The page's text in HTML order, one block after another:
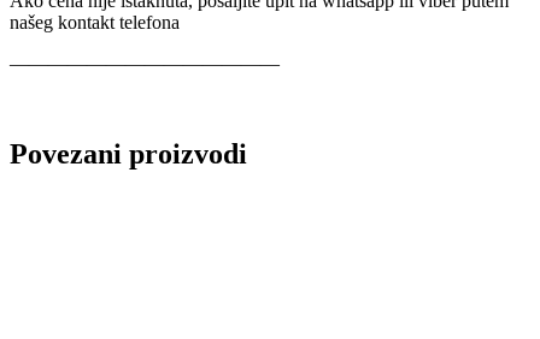
našeg kontakt telefona
——————————————
Povezani proizvodi